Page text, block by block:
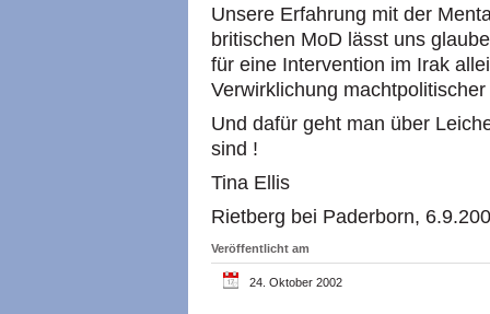
Unsere Erfahrung mit der
britischen MoD lässt uns
für eine Intervention im Irak
Verwirklichung
Und dafür geht man über
sind !
Tina Ellis
Rietberg bei Paderborn,
Veröffentlicht am
24. Oktober 2002